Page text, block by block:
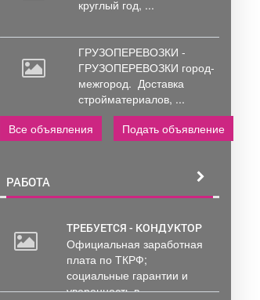
круглый год, ...
ГРУЗОПЕРЕВОЗКИ -
ГРУЗОПЕРЕВОЗКИ город-
межгород. Доставка
стройматериалов, ...
Все объявления
Подать объявление
РАБОТА
ТРЕБУЕТСЯ - КОНДУКТОР
Официальная заработная
плата по ТКРФ;
социальные гарантии и
уверенность в...
20